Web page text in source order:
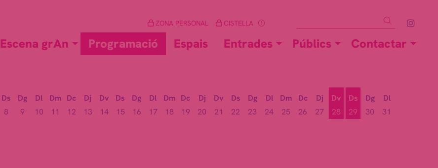
Link
Cercar
ZONA PERSONAL CISTELLA
Escena grAn Programació Espais Entrades Públics Contactar
Ds
8
Dg
9
Dl
10
Dm
11
Dc
12
Dj
13
Dv
14
Ds
15
Dg
16
Dl
17
Dm
18
Dc
19
Dj
20
Dv
21
Ds
22
Dg
23
Dl
24
Dm
25
Dc
26
Dj
27
Dv
28
Ds
29
Dg
30
Dl
31